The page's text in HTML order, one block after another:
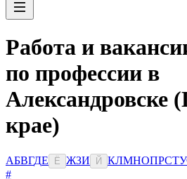
Работа и
по профессии в
Александровске
крае)
АБВГДЕ Ё ЖЗИ Й КЛМНОПРСТУ
#